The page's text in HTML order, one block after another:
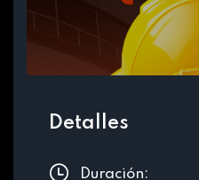
Detalles
Duración: